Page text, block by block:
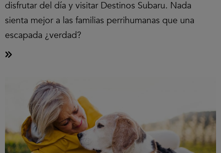
disfrutar del día y visitar Destinos Subaru. Nada
sienta mejor a las familias perrihumanas que una
escapada ¿verdad?